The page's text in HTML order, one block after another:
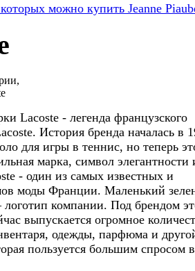
можно купить Jeanne
Lacoste - легенда французского
История бренда началась в
для игры в теннис, но теперь
марка, символ элегантности
- один из самых известных и
моды Франции. Маленький
логотип компании. Под брендом
выпускается огромное
одежды, парфюма и
пользуется большим спросом